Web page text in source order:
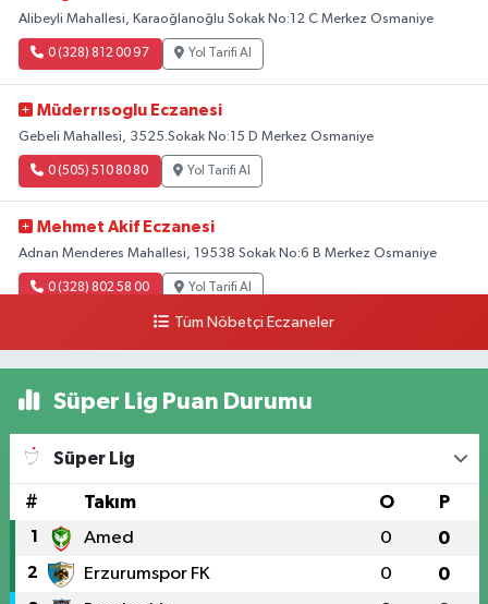
Alibeyli Mahallesi, Karaoğlanoğlu Sokak No:12 C Merkez Osmaniye
0 (328) 812 00 97 Yol Tarifi Al
Müderrısoglu Eczanesi
Gebeli Mahallesi, 3525.Sokak No:15 D Merkez Osmaniye
0 (505) 510 80 80 Yol Tarifi Al
Mehmet Akif Eczanesi
Adnan Menderes Mahallesi, 19538 Sokak No:6 B Merkez Osmaniye
0 (328) 802 58 00 Yol Tarifi Al
Tüm Nöbetçi Eczaneler
Süper Lig Puan Durumu
Süper Lig
# Takım O P
1 Amed 0 0
2 Erzurumspor FK 0 0